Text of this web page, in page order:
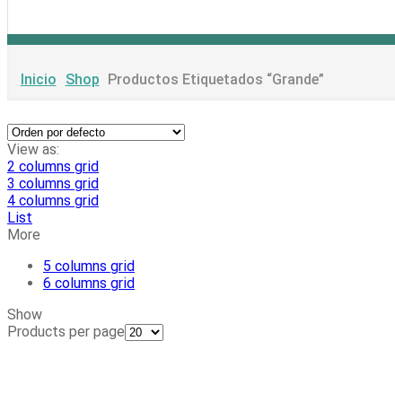
Inicio Shop Productos Etiquetados “grande”
View as:
2 columns grid
3 columns grid
4 columns grid
List
More
5 columns grid
6 columns grid
Show
Products per page